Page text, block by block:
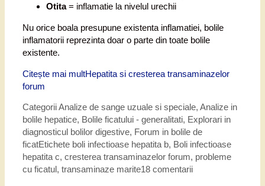
Otita= inflamatie la nivelul urechii
Nu orice boala presupune existenta inflamatiei, bolile
inflamatorii reprezinta doar o parte din toate bolile
existente.
Citește mai multHepatita si cresterea transaminazelor
forum
CategoriiAnalize de sange uzuale si speciale, Analize in
bolile hepatice, Bolile ficatului - generalitati, Explorari in
diagnosticul bolilor digestive, Forum in bolile de
ficatEtichete boli infectioase hepatita b, Boli infectioase
hepatita c, cresterea transaminazelor forum, probleme
cu ficatul, transaminaze marite18 comentarii